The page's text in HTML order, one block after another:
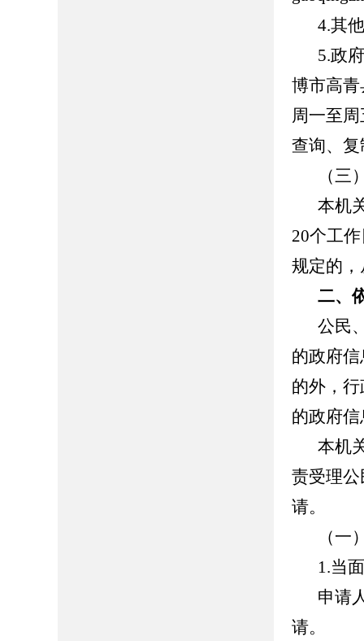
4.其
5.政
博市高
周一至
查询、
（三
本机
20个工
规定的
二、
公民
的政府
的外，
的政府
本机
责受理
请。
（一
1.当
申请
请。